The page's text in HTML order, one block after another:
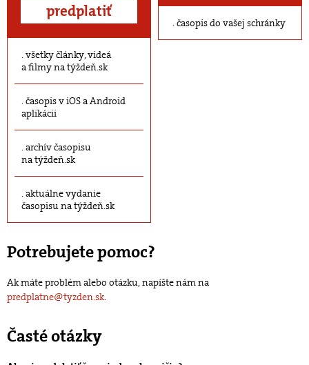
predplatiť
všetky články, videá
a filmy na týždeň.sk
časopis v iOS a Android
aplikácii
archív časopisu
na týždeň.sk
aktuálne vydanie
časopisu na týždeň.sk
časopis do vašej schránky
Potrebujete pomoc?
Ak máte problém alebo otázku, napíšte nám na
predplatne@tyzden.sk.
Časté otázky